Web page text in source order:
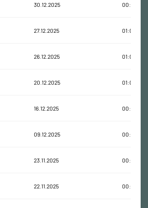
30.12.2025 00:58:17
27.12.2025 01:08:16
26.12.2025 01:02:58
20.12.2025 01:05:29
16.12.2025 00:46:12
09.12.2025 00:40:41
23.11.2025 00:38:20
22.11.2025 00:50:22